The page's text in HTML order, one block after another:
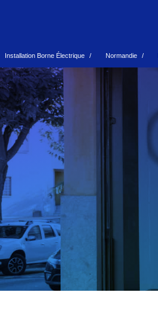
Installation Borne Électrique Normandie